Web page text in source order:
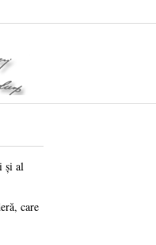
şi al
care